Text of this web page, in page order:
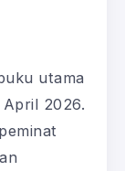
utama
2026.